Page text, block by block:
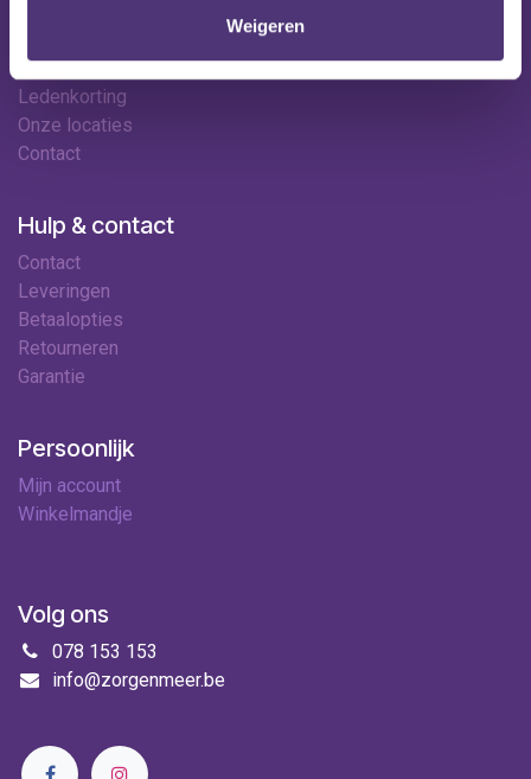
Weigeren
Onze specialisten
Ledenkorting
Onze locaties
Contact
Hulp & contact
Contact
Leveringen
Betaalopties
Retourneren
Garantie
Persoonlijk
Mijn account
Winkelmandje
Volg ons
078 153 153
info@zorgenmeer.be